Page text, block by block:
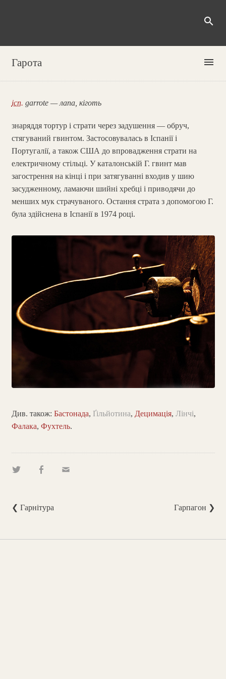
search
Гарота menu
ісп. garrote — лапа, кіготь
знаряддя тортур і страти через задушення — обруч,
стягуваний гвинтом. Застосовувалась в Іспанії і
Португалії, а також США до впровадження страти на
електричному стільці. У каталонській Г. гвинт мав
загострення на кінці і при затягуванні входив у шию
засудженному, ламаючи шийні хребці і приводячи до
менших мук страчуваного. Остання страта з допомогою Г.
була здійснена в Іспанії в 1974 році.
Див. також: Бастонада, Ґільйотина, Децимація, Лінчі,
Фалака, Фухтель.
❮ Гарнітура Гарпагон ❯